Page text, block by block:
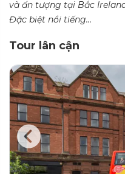
và ấn tượng tại Bắc
Đặc biệt nổi tiếng...
Tour lân cận